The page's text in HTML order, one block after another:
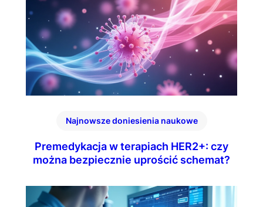
Najnowsze doniesienia naukowe
Premedykacja w terapiach HER2+: czy
można bezpiecznie uprościć schemat?